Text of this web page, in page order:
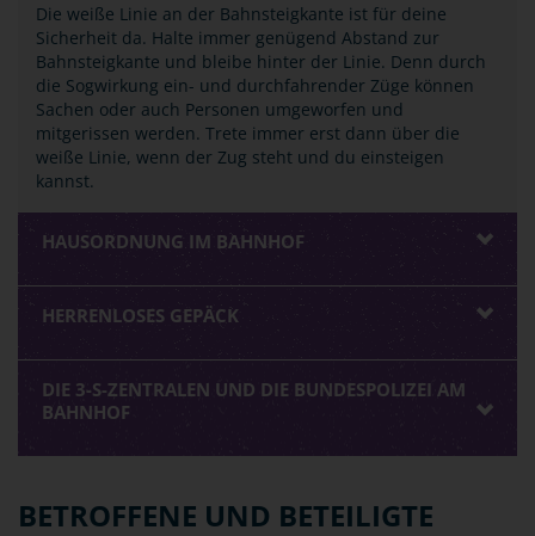
Die weiße Linie an der Bahnsteigkante ist für deine
Sicherheit da. Halte immer genügend Abstand zur
Bahnsteigkante und bleibe hinter der Linie. Denn durch
die Sogwirkung ein- und durchfahrender Züge können
Sachen oder auch Personen umgeworfen und
mitgerissen werden. Trete immer erst dann über die
weiße Linie, wenn der Zug steht und du einsteigen
kannst.
HAUSORDNUNG IM BAHNHOF
HERRENLOSES GEPÄCK
DIE 3-S-ZENTRALEN UND DIE BUNDESPOLIZEI AM
BAHNHOF
BETROFFENE UND BETEILIGTE